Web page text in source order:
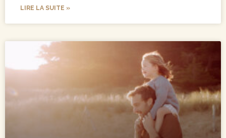
LIRE LA SUITE »